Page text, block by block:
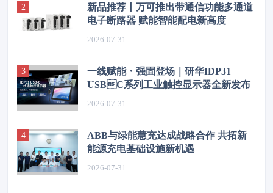
新品推荐丨万可推出带通信功能多通道
电子断路器 赋能智能配电新高度
2026-07-31
一线赋能・强固登场｜研华IDP31
USBC系列工业触控显示器全新发布
2026-07-31
ABB与绿能慧充达成战略合作 共拓新
能源充电基础设施新机遇
2026-07-31